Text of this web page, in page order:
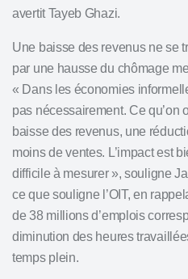
avertit Tayeb Ghazi.
Une baisse des revenus ne se
par une hausse du chômage
« Dans les économies
pas nécessairement. Ce qu’on
baisse des revenus, une
moins de ventes. L’impact est
difficile à mesurer », souligne
ce que souligne l’OIT, en
de 38 millions d’emplois
diminution des heures
temps plein.